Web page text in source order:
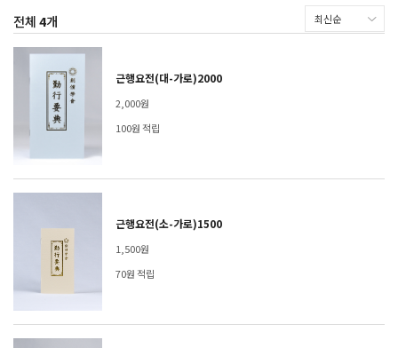
전체4개
근행요전(대-가로)2000
2,000원
100원 적립
근행요전(소-가로)1500
1,500원
70원 적립